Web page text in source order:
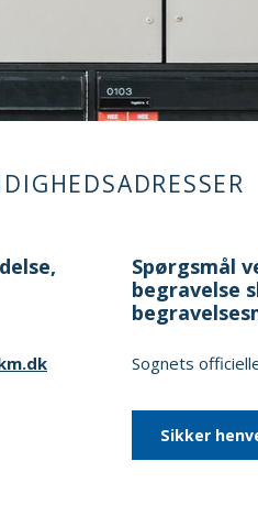
Spørgsmål
begravelse
Sognets
Sikker